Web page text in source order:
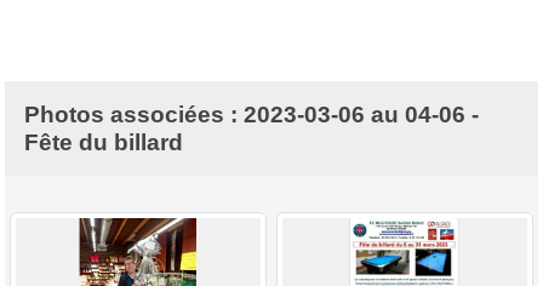
Photos associées : 2023-03-06 au 04-06 -
Fête du billard